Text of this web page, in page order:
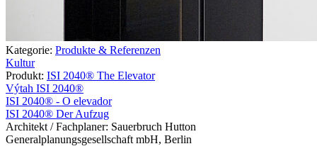
Kategorie: Produkte & Referenzen
Kultur
Produkt: ISI 2040® The Elevator
Výtah ISI 2040®
ISI 2040® - O elevador
ISI 2040® Der Aufzug
Architekt / Fachplaner: Sauerbruch Hutton
Generalplanungsgesellschaft mbH, Berlin